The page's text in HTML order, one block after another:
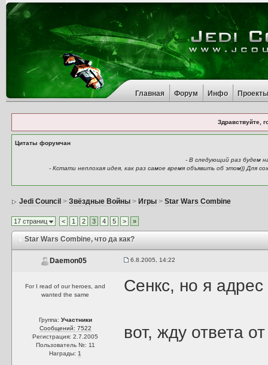
Главная Форум Инфо
Здравствуйте,
Цитаты форумчан
- В следующий раз будем
- Кстати неплохая идея, как раз самое время объявить об этом)) Для
Jedi Council >Звёздные Войны > Игры >Star Wars Combine
17 страниц < 1 2 3 4 5 > »
Star Wars Combine, что да как?
Daemon05 6.8.2005, 14:22
For I read of our heroes, and
wanted the same
Группа: Участники
Сообщений: 7522
Регистрация: 2.7.2005
Пользователь №: 11
Награды: 1
Сенкс, но я
вот, жду ответа